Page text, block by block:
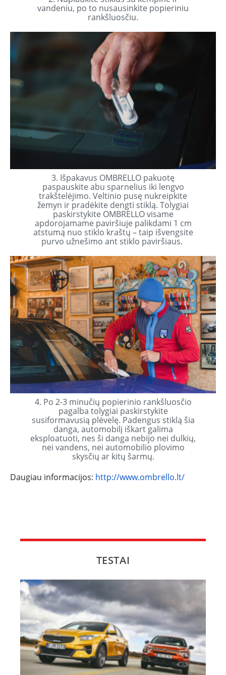
vandeniu, po to nusausinkite popieriniu
rankšluosčiu.
3. Išpakavus OMBRELLO pakuotę
paspauskite abu sparnelius iki lengvo
trakštelėjimo. Veltinio pusę nukreipkite
žemyn ir pradėkite dengti stiklą. Tolygiai
paskirstykite OMBRELLO visame
apdorojamame paviršiuje palikdami 1 cm
atstumą nuo stiklo kraštų – taip išvengsite
purvo užnešimo ant stiklo paviršiaus.
4. Po 2-3 minučių popierinio rankšluosčio
pagalba tolygiai paskirstykite
susiformavusią plėvelę. Padengus stiklą šia
danga, automobilį iškart galima
eksploatuoti, nes ši danga nebijo nei dulkių,
nei vandens, nei automobilio plovimo
skysčių ar kitų šarmų.
Daugiau informacijos: http://www.ombrello.lt/
TESTAI